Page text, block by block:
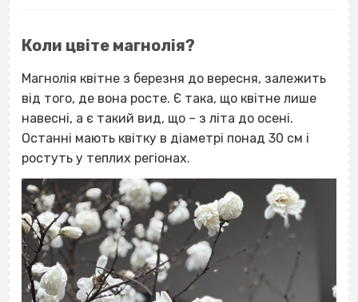
Коли цвіте магнолія?
Магнолія квітне з березня до вересня, залежить
від того, де вона росте. Є така, що квітне лише
навесні, а є такий вид, що – з літа до осені.
Останні мають квітку в діаметрі понад 30 см і
ростуть у теплих регіонах.